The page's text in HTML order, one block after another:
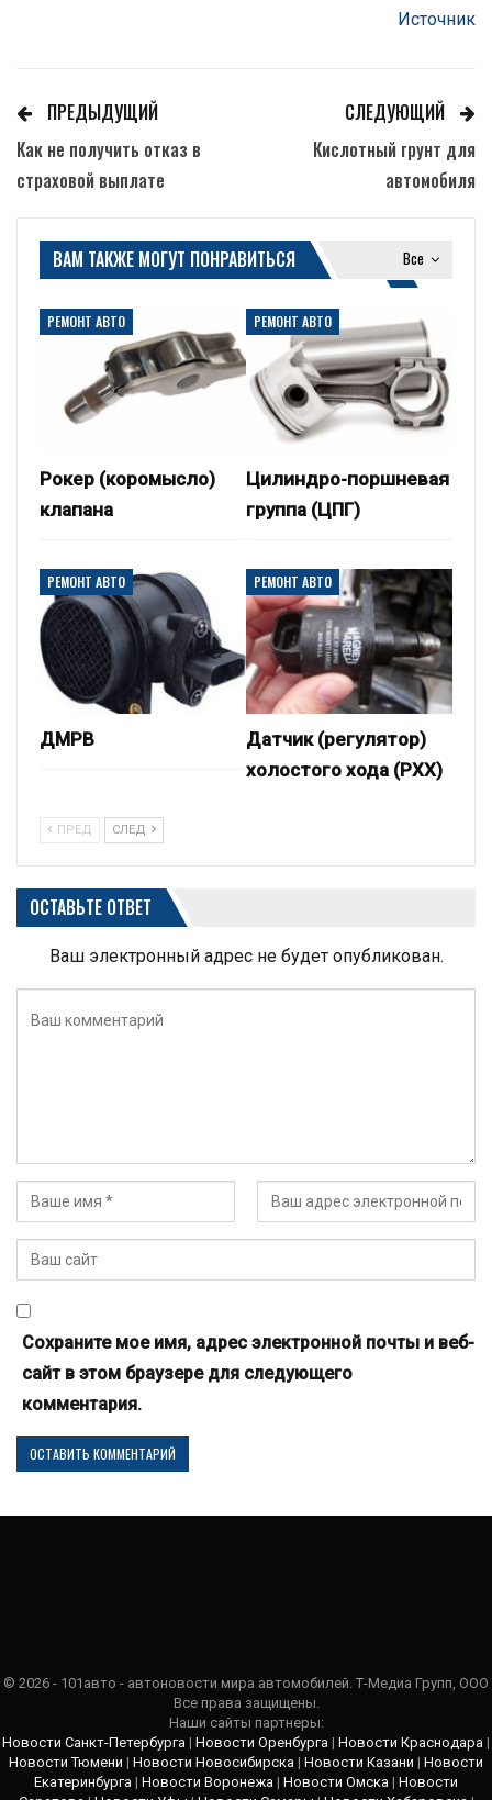
Источник
ПРЕДЫДУЩИЙ
Как не получить отказ в
страховой выплате
СЛЕДУЮЩИЙ
Кислотный грунт для
автомобиля
Все
ВАМ ТАКЖЕ МОГУТ ПОНРАВИТЬСЯ
РЕМОНТ АВТО
Рокер (коромысло)
клапана
РЕМОНТ АВТО
Цилиндро-поршневая
группа (ЦПГ)
РЕМОНТ АВТО
ДМРВ
РЕМОНТ АВТО
Датчик (регулятор)
холостого хода (РХХ)
ПРЕД СЛЕД
ОСТАВЬТЕ ОТВЕТ
Ваш электронный адрес не будет опубликован.
Сохраните мое имя, адрес электронной почты и веб-
сайт в этом браузере для следующего
комментария.
© 2026 - 101авто - автоновости мира автомобилей. Т-Медиа Групп, ООО
Все права защищены.
Наши сайты партнеры:
Новости Санкт-Петербурга | Новости Оренбурга | Новости Краснодара |
Новости Тюмени | Новости Новосибирска | Новости Казани | Новости
Екатеринбурга | Новости Воронежа | Новости Омска | Новости